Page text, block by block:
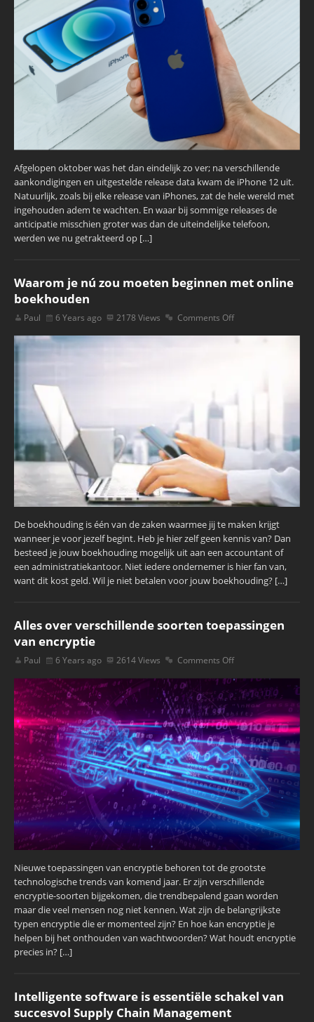
Afgelopen oktober was het dan eindelijk zo ver; na verschillende
aankondigingen en uitgestelde release data kwam de iPhone 12 uit.
Natuurlijk, zoals bij elke release van iPhones, zat de hele wereld met
ingehouden adem te wachten. En waar bij sommige releases de
anticipatie misschien groter was dan de uiteindelijke telefoon,
werden we nu getrakteerd op […]
Waarom je nú zou moeten beginnen met online
boekhouden
Paul 6 Years ago 2178 Views Comments Off
De boekhouding is één van de zaken waarmee jij te maken krijgt
wanneer je voor jezelf begint. Heb je hier zelf geen kennis van? Dan
besteed je jouw boekhouding mogelijk uit aan een accountant of
een administratiekantoor. Niet iedere ondernemer is hier fan van,
want dit kost geld. Wil je niet betalen voor jouw boekhouding? […]
Alles over verschillende soorten toepassingen
van encryptie
Paul 6 Years ago 2614 Views Comments Off
Nieuwe toepassingen van encryptie behoren tot de grootste
technologische trends van komend jaar. Er zijn verschillende
encryptie-soorten bijgekomen, die trendbepalend gaan worden
maar die veel mensen nog niet kennen. Wat zijn de belangrijkste
typen encryptie die er momenteel zijn? En hoe kan encryptie je
helpen bij het onthouden van wachtwoorden? Wat houdt encryptie
precies in? […]
Intelligente software is essentiële schakel van
succesvol Supply Chain Management